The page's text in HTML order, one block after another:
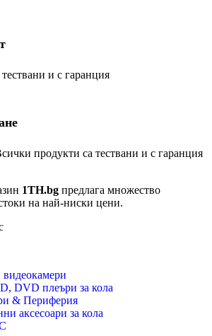
и с гаранция
продукти са тествани и с гаранция
1TH.bg предлага множество
на най-ниски цени.
DVD плеъри за кола
& Периферия
аксесоари за кола